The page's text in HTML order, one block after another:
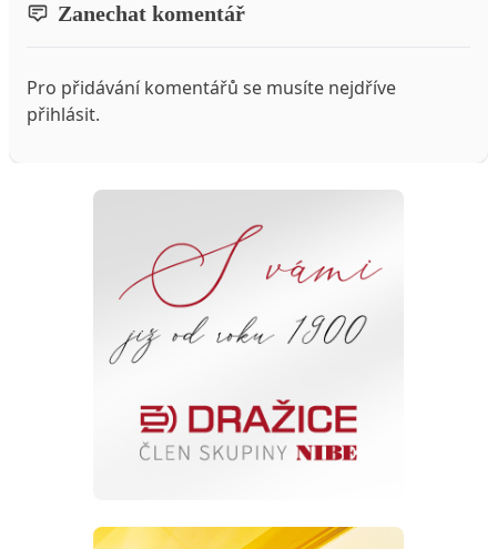
Zanechat komentář
Pro přidávání komentářů se musíte nejdříve
přihlásit.